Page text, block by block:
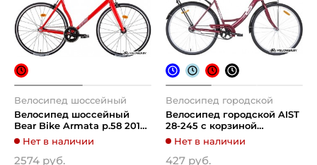
Велосипед шоссейный
Велосипед шоссейный
Bear Bike Armata р.58 2019
(красный)
Нет в наличии
2574 руб.
Велосипед городской
Велосипед городской AIST
28-245 с корзиной
(красный, 2019)
Нет в наличии
427 руб.